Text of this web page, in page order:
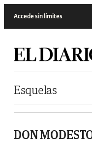
Accede sin límites
Esquelas
DON